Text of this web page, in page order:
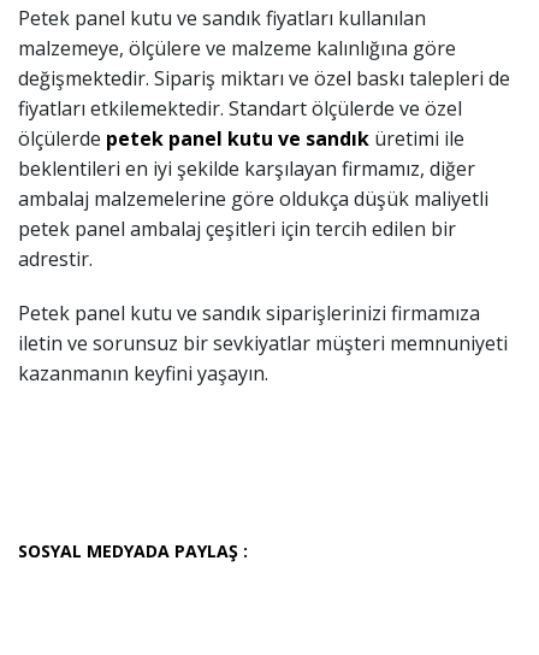
Petek panel kutu ve sandık fiyatları kullanılan
malzemeye, ölçülere ve malzeme kalınlığına göre
değişmektedir. Sipariş miktarı ve özel baskı talepleri de
fiyatları etkilemektedir. Standart ölçülerde ve özel
ölçülerde petek panel kutu ve sandık üretimi ile
beklentileri en iyi şekilde karşılayan firmamız, diğer
ambalaj malzemelerine göre oldukça düşük maliyetli
petek panel ambalaj çeşitleri için tercih edilen bir
adrestir.
Petek panel kutu ve sandık siparişlerinizi firmamıza
iletin ve sorunsuz bir sevkiyatlar müşteri memnuniyeti
kazanmanın keyfini yaşayın.
SOSYAL MEDYADA PAYLAŞ :